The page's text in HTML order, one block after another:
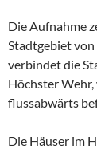
Die Aufnahme
Stadtgebiet
verbindet die
Höchster
flussabwärts
Die Häuser im